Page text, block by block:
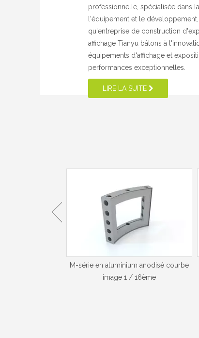
professionnelle, spécialisée dans
l'équipement et le
qu'entreprise de construction
affichage Tianyu bâtons à
équipements d'affichage et
performances exceptionnelles.
LIRE LA SUITE
M-série en aluminium anodisé courbe
image 1 / 16ème